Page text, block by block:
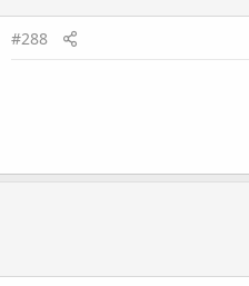
#288